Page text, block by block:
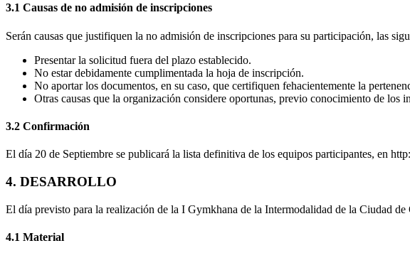
3.1 Causas de no admisión de inscripciones
Serán causas que justifiquen la no admisión de inscripciones para su participación, las
Presentar la solicitud fuera del plazo establecido.
No estar debidamente cumplimentada la hoja de inscripción.
No aportar los documentos, en su caso, que certifiquen fehacientemente la
Otras causas que la organización considere oportunas, previo conocimiento de los
3.2 Confirmación
El día 20 de Septiembre se publicará la lista definitiva de los equipos participantes, en
4. DESARROLLO
El día previsto para la realización de la I Gymkhana de la Intermodalidad de la Ciudad
4.1 Material